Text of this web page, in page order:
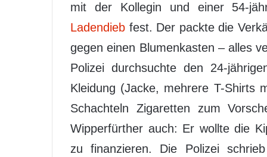
mit der Kollegin und einer 54-
Ladendieb fest. Der packte die
gegen einen Blumenkasten – alles
Polizei durchsuchte den 24-
Kleidung (Jacke, mehrere T-Shirts
Schachteln Zigaretten zum
Wipperfürther auch: Er wollte die
zu finanzieren. Die Polizei